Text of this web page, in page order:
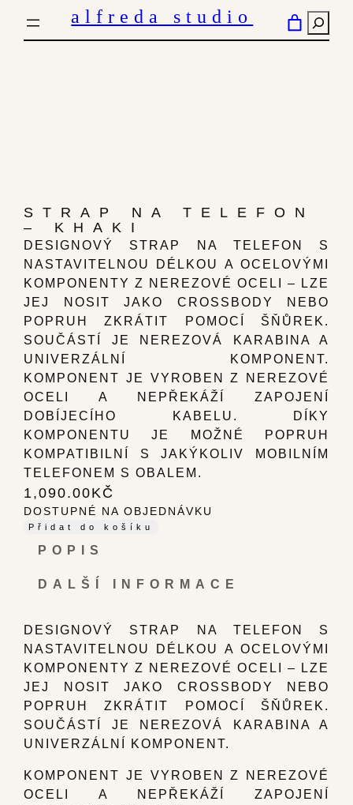
PŘESKOČIT
NA
alfreda studio
STRAP NA TELEFON
– KHAKI
DESIGNOVÝ STRAP NA TELEFON S
NASTAVITELNOU DÉLKOU A OCELOVÝMI
KOMPONENTY Z NEREZOVÉ OCELI – LZE
JEJ NOSIT JAKO CROSSBODY NEBO
POPRUH ZKRÁTIT POMOCÍ ŠŇŮREK.
SOUČÁSTÍ JE NEREZOVÁ KARABINA A
UNIVERZÁLNÍ KOMPONENT.
KOMPONENT JE VYROBEN Z NEREZOVÉ
OCELI A NEPŘEKÁŽÍ ZAPOJENÍ
DOBÍJECÍHO KABELU. DÍKY
KOMPONENTU JE MOŽNÉ POPRUH
KOMPATIBILNÍ S JAKÝKOLIV MOBILNÍM
TELEFONEM S OBALEM.
1,090.00KČ
DOSTUPNÉ NA OBJEDNÁVKU
Přidat do košíku
POPIS
DALŠÍ INFORMACE
DESIGNOVÝ STRAP NA TELEFON S
NASTAVITELNOU DÉLKOU A OCELOVÝMI
KOMPONENTY Z NEREZOVÉ OCELI – LZE
JEJ NOSIT JAKO CROSSBODY NEBO
POPRUH ZKRÁTIT POMOCÍ ŠŇŮREK.
SOUČÁSTÍ JE NEREZOVÁ KARABINA A
UNIVERZÁLNÍ KOMPONENT.
KOMPONENT JE VYROBEN Z NEREZOVÉ
OCELI A NEPŘEKÁŽÍ ZAPOJENÍ